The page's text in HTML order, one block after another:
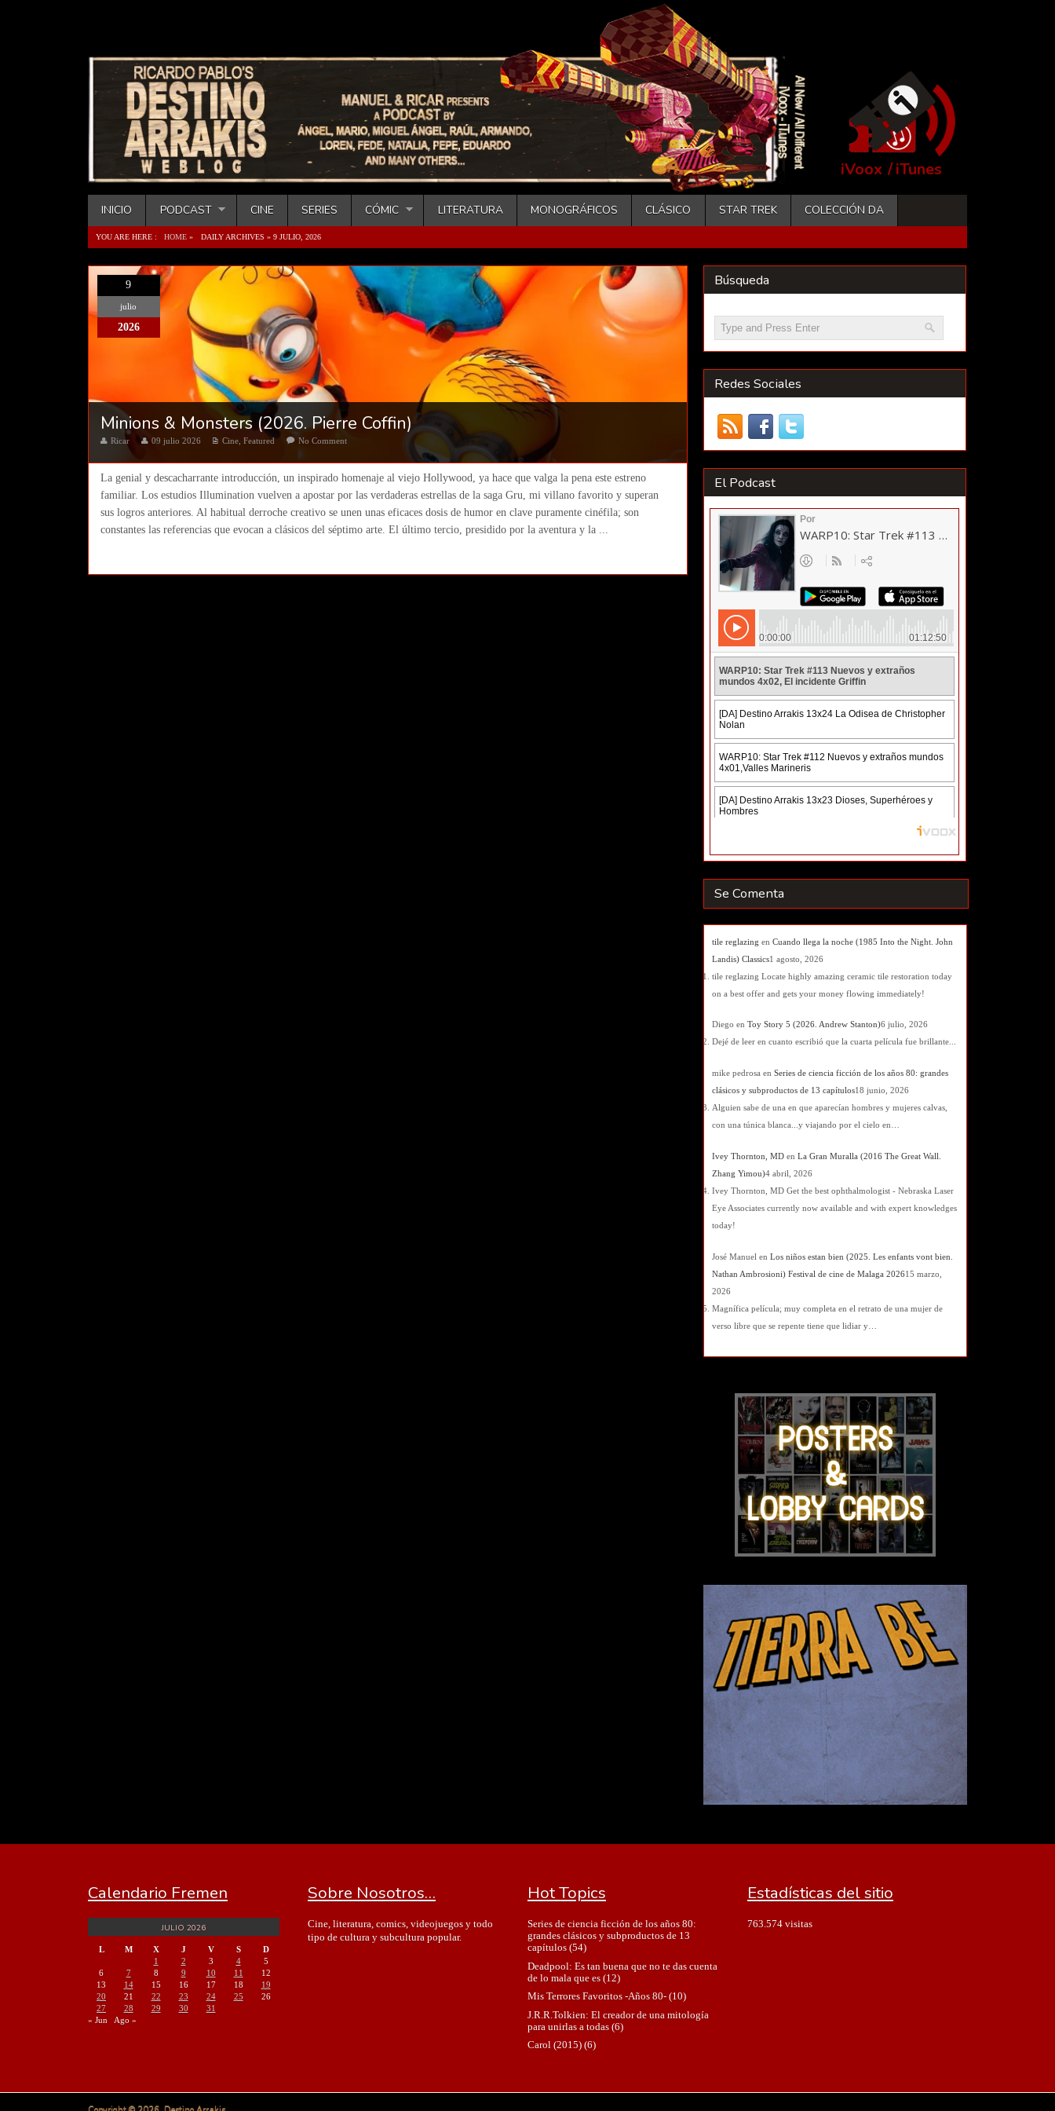
iVoox /iTunes
INICIO PODCAST CINE SERIES CÓMIC LITERATURA MONOGRÁFICOS CLÁSICO STAR TREK COLECCIÓN DA
YOU ARE HERE : HOME » DAILY ARCHIVES » 9 JULIO, 2026
9
julio
2026
Minions & Monsters (2026. Pierre Coffin)
Ricar 09 julio 2026 Cine,Featured No Comment
La genial y descacharrante introducción, un inspirado homenaje al viejo Hollywood, ya hace que valga la pena este estreno
familiar. Los estudios Illumination vuelven a apostar por las verdaderas estrellas de la saga Gru, mi villano favorito y superan
sus logros anteriores. Al habitual derroche creativo se unen unas eficaces dosis de humor en clave puramente cinéfila; son
constantes las referencias que evocan a clásicos del séptimo arte. El último tercio, presidido por la aventura y la ...
Búsqueda
Redes Sociales
El Podcast
Se Comenta
tile reglazing en Cuando llega la noche (1985 Into the Night. John
Landis) Classics1 agosto, 2026
tile reglazing Locate highly amazing ceramic tile restoration today
on a best offer and gets your money flowing immediately!
Diego en Toy Story 5 (2026. Andrew Stanton)6 julio, 2026
Dejé de leer en cuanto escribió que la cuarta película fue brillante...
mike pedrosa en Series de ciencia ficción de los años 80: grandes
clásicos y subproductos de 13 capítulos18 junio, 2026
Alguien sabe de una en que aparecían hombres y mujeres calvas,
con una túnica blanca...y viajando por el cielo en…
Ivey Thornton, MD en La Gran Muralla (2016 The Great Wall.
Zhang Yimou)4 abril, 2026
Ivey Thornton, MD Get the best ophthalmologist - Nebraska Laser
Eye Associates currently now available and with expert knowledges
today!
José Manuel en Los niños estan bien (2025. Les enfants vont bien.
Nathan Ambrosioni) Festival de cine de Malaga 202615 marzo,
2026
Magnífica película; muy completa en el retrato de una mujer de
verso libre que se repente tiene que lidiar y…
Calendario Fremen
JULIO 2026
L M X J V S
D
1
2 3 4
5
6
7 8 9 10 11
12
13
14 15 16 17 18
19
20
21 22 23 24 25
26
27
28 29 30
31
« Jun
Ago »
Sobre Nosotros…
Cine, literatura, comics, videojuegos y todo
tipo de cultura y subcultura popular.
Hot Topics
Series de ciencia ficción de los años 80:
grandes clásicos y subproductos de 13
capítulos(54)
Deadpool: Es tan buena que no te das cuenta
de lo mala que es(12)
Mis Terrores Favoritos -Años 80-(10)
J.R.R.Tolkien: El creador de una mitología
para unirlas a todas(6)
Carol (2015)(6)
Estadísticas del sitio
763.574 visitas